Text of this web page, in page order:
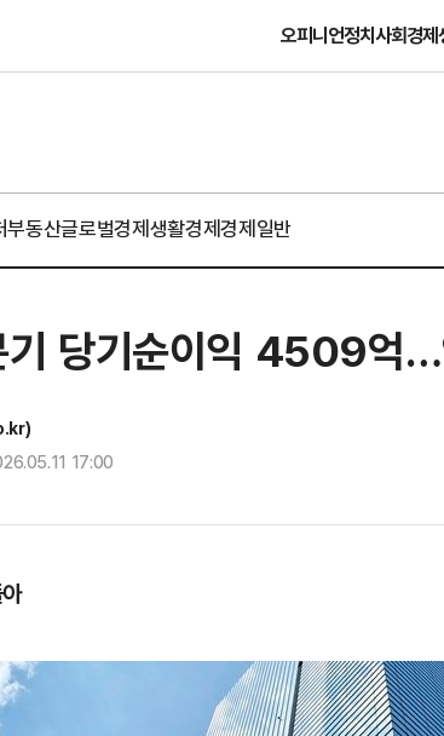
오피니언정치사회경제
부동산글로벌경제생활경제경제일반
당기순이익 4509억…
17:00